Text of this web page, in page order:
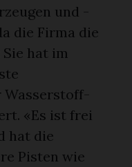
und -
die Firma die
hat im
Wasserstoff-
«Es ist frei
hat die
Pisten wie